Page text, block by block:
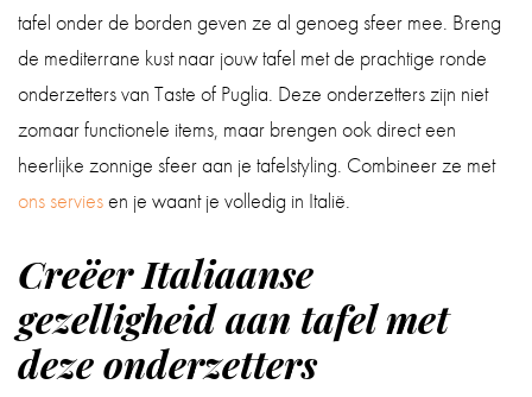
tafel onder de borden geven ze al genoeg sfeer mee. Breng
de mediterrane kust naar jouw tafel met de prachtige ronde
onderzetters van Taste of Puglia. Deze onderzetters zijn niet
zomaar functionele items, maar brengen ook direct een
heerlijke zonnige sfeer aan je tafelstyling. Combineer ze met
ons serviesen je waant je volledig in Italië.
Creëer Italiaanse
gezelligheid aan tafel met
deze onderzetters